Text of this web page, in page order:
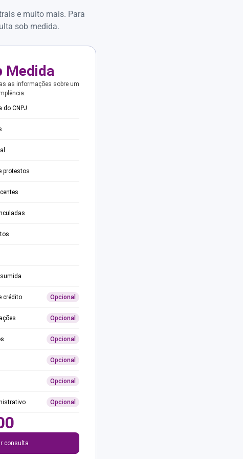
e muito mais. Para
sob medida.
Medida
as informações sobre um
do CNPJ
protestos
crédito Opcional
Opcional
Opcional
Opcional
Opcional
Opcional
consulta